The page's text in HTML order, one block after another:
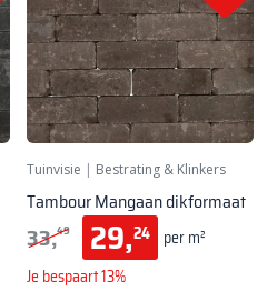
Tuinvisie | Bestrating & Klinkers
Tambour Mangaan dikformaat
33,49 29,24
per m²
Je bespaart 13%